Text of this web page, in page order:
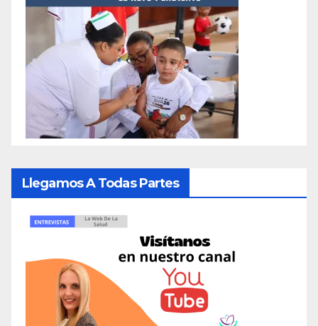
Llegamos A Todas Partes